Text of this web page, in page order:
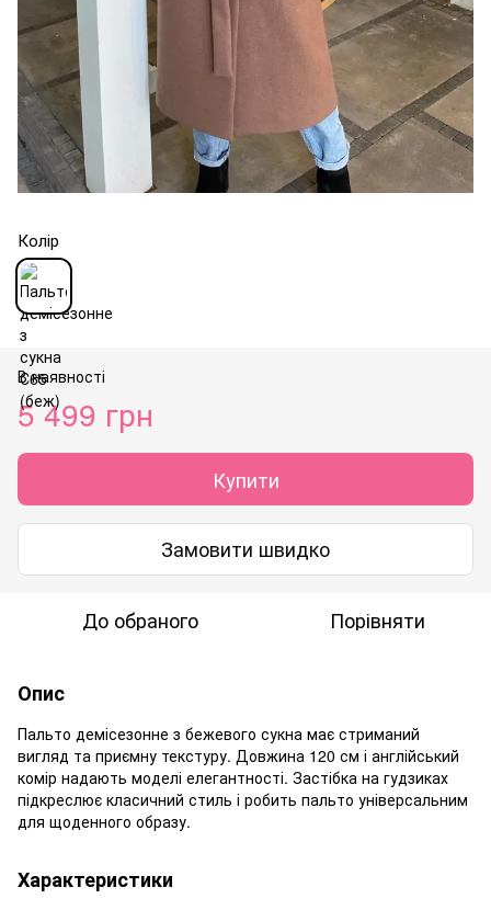
Колір
В наявності
5 499 грн
Купити
Замовити швидко
До обраного Порівняти
Опис
Пальто демісезонне з бежевого сукна має стриманий
вигляд та приємну текстуру. Довжина 120 см і англійський
комір надають моделі елегантності. Застібка на гудзиках
підкреслює класичний стиль і робить пальто універсальним
для щоденного образу.
Характеристики